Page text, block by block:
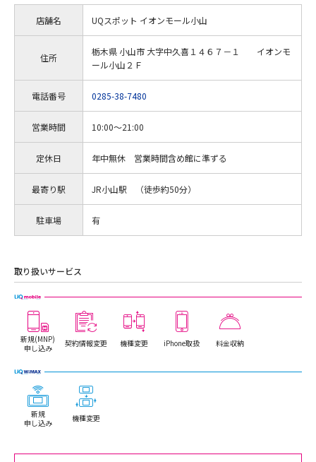
店舗名 UQスポット イオンモール小山
住所
栃木県 小山市 大字中久喜１４６７－１ イオンモ
ール小山２Ｆ
電話番号 0285-38-7480
営業時間 10:00～21:00
定休日 年中無休 営業時間含め館に準ずる
最寄り駅 JR小山駅 （徒歩約50分）
駐車場 有
取り扱いサービス
新規(MNP)
申し込み
契約情報変更 機種変更 iPhone取扱 料金収納
新規
申し込み
機種変更